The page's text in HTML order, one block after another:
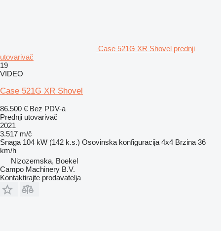
Case 521G XR Shovel prednji
utovarivač
19
VIDEO
Case 521G XR Shovel
86.500 € Bez PDV-a
Prednji utovarivač
2021
3.517 m/č
Snaga 104 kW (142 k.s.) Osovinska konfiguracija 4x4 Brzina 36
km/h
Nizozemska, Boekel
Campo Machinery B.V.
Kontaktirajte prodavatelja